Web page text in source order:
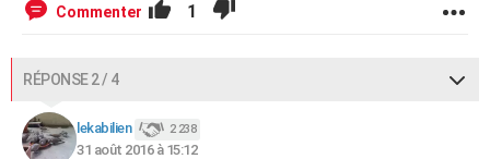
Commenter 1
RÉPONSE 2 / 4
lekabilien 2 238
31 août 2016 à 15:12